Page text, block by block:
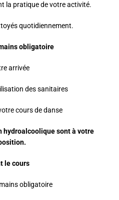
la pratique de votre activité.
quotidiennement.
obligatoire
arrivée
des sanitaires
cours de danse
hydroalcoolique sont à votre
le cours
obligatoire